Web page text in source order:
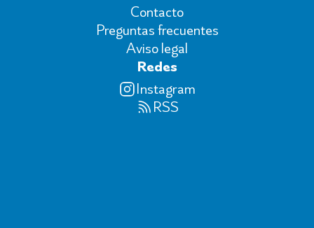
Contacto
Preguntas frecuentes
Aviso legal
Redes
Instagram
RSS